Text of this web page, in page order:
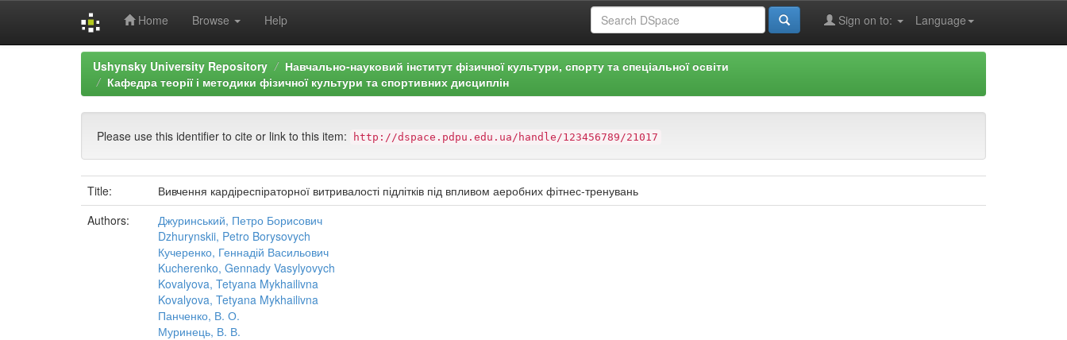
Home Browse Help Language
Sign on to:
Ushynsky University Repository
Навчально-науковий інститут фізичної культури, спорту та спеціальної освіти
Кафедра теорії і методики фізичної культури та спортивних дисциплін
Please use this identifier to cite or link to this item: http://dspace.pdpu.edu.ua/handle/123456789/21017
Title:
Вивчення кардіреспіраторної витривалості підлітків під впливом аеробних фітнес-тренувань
Authors:
Джуринський, Петро Борисович
Dzhurynskii, Petro Borysovych
Кучеренко, Геннадій Васильович
Kucherenko, Gennady Vasylyovych
Kovalyova, Tetyana Mykhailivna
Kovalyova, Tetyana Mykhailivna
Панченко, В. О.
Муринець, В. В.